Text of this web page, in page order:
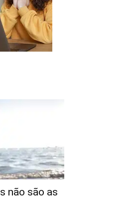
não são as